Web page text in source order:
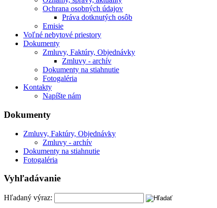
Ochrana osobných údajov
Práva dotknutých osôb
Emisie
Voľné nebytové priestory
Dokumenty
Zmluvy, Faktúry, Objednávky
Zmluvy - archív
Dokumenty na stiahnutie
Fotogaléria
Kontakty
Napíšte nám
Dokumenty
Zmluvy, Faktúry, Objednávky
Zmluvy - archív
Dokumenty na stiahnutie
Fotogaléria
Vyhľadávanie
Hľadaný výraz: